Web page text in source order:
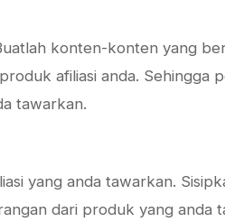
konten-konten yang
afiliasi anda. Sehingga
tawarkan.
yang anda tawarkan.
dari produk yang anda